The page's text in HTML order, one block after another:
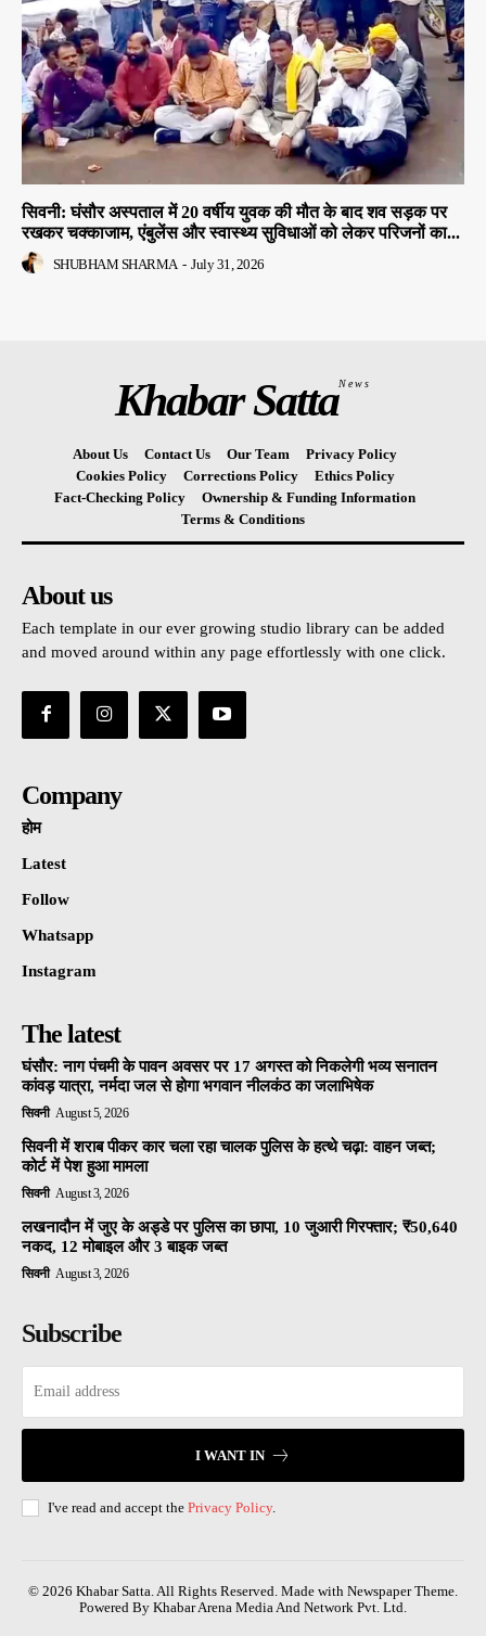
सिवनी: घंसौर अस्पताल में 20 वर्षीय युवक की मौत के बाद शव सड़क पर
रखकर चक्काजाम, एंबुलेंस और स्वास्थ्य सुविधाओं को लेकर परिजनों का...
SHUBHAM SHARMA - July 31, 2026
Khabar SattaNews
About Us Contact Us Our Team
Privacy Policy
Cookies Policy
Corrections Policy
Ethics Policy
Fact-Checking Policy
Ownership & Funding Information
Terms & Conditions
About us
Each template in our ever growing studio library can be added
and moved around within any page effortlessly with one click.
Company
होम
Latest
Follow
Whatsapp
Instagram
The latest
घंसौर: नाग पंचमी के पावन अवसर पर 17 अगस्त को निकलेगी भव्य सनातन
कांवड़ यात्रा, नर्मदा जल से होगा भगवान नीलकंठ का जलाभिषेक
सिवनी August 5, 2026
सिवनी में शराब पीकर कार चला रहा चालक पुलिस के हत्थे चढ़ा: वाहन जब्त;
कोर्ट में पेश हुआ मामला
सिवनी August 3, 2026
लखनादौन में जुए के अड्डे पर पुलिस का छापा, 10 जुआरी गिरफ्तार; ₹50,640
नकद, 12 मोबाइल और 3 बाइक जब्त
सिवनी August 3, 2026
Subscribe
I WANT IN
I've read and accept the Privacy Policy.
© 2026 Khabar Satta. All Rights Reserved. Made with Newspaper Theme.
Powered By Khabar Arena Media And Network Pvt. Ltd.